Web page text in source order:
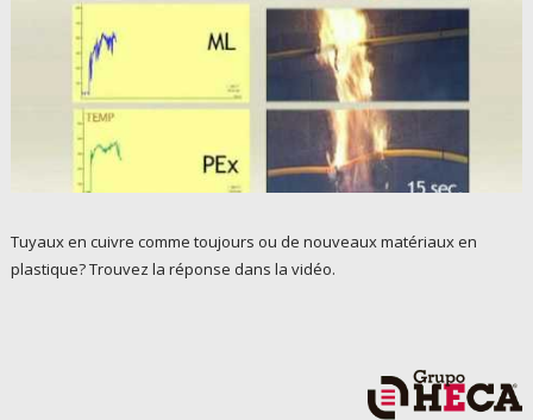
Tuyaux en cuivre comme toujours ou de nouveaux matériaux en
plastique? Trouvez la réponse dans la vidéo.